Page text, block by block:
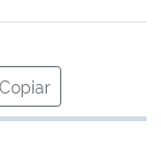
Copiar
para área de